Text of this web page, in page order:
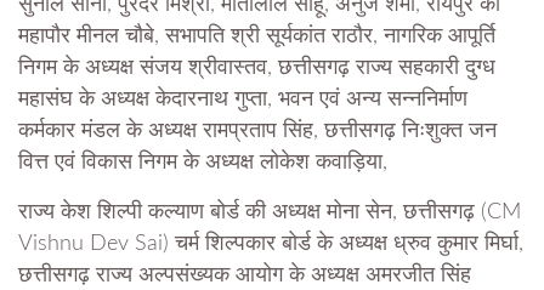
सुनील सोनी, पुरंदर मिश्रा, मोतीलाल साहू, अनुज शर्मा, रायपुर की
महापौर मीनल चौबे, सभापति श्री सूर्यकांत राठौर, नागरिक आपूर्ति
निगम के अध्यक्ष संजय श्रीवास्तव, छत्तीसगढ़ राज्य सहकारी दुग्ध
महासंघ के अध्यक्ष केदारनाथ गुप्ता, भवन एवं अन्य सन्ननिर्माण
कर्मकार मंडल के अध्यक्ष रामप्रताप सिंह, छत्तीसगढ़ निःशुक्त जन
वित्त एवं विकास निगम के अध्यक्ष लोकेश कवाड़िया,
राज्य केश शिल्पी कल्याण बोर्ड की अध्यक्ष मोना सेन, छत्तीसगढ़ (CM
Vishnu Dev Sai) चर्म शिल्पकार बोर्ड के अध्यक्ष ध्रुव कुमार मिर्घा,
छत्तीसगढ़ राज्य अल्पसंख्यक आयोग के अध्यक्ष अमरजीत सिंह